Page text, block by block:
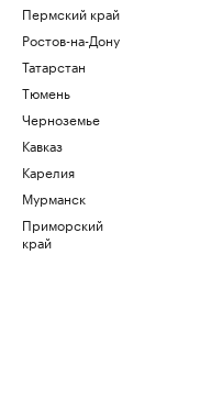
Пермский край
Ростов-на-Дону
Татарстан
Тюмень
Черноземье
Кавказ
Карелия
Мурманск
Приморский
край